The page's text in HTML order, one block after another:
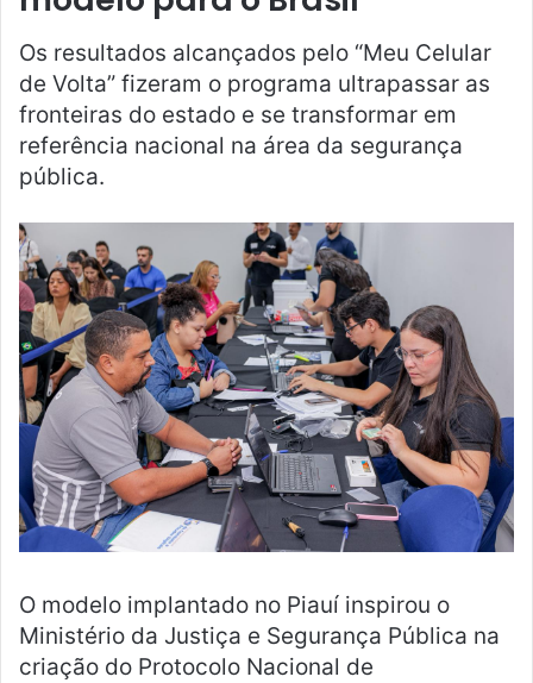
Os resultados alcançados pelo “Meu Celular
de Volta” fizeram o programa ultrapassar as
fronteiras do estado e se transformar em
referência nacional na área da segurança
pública.
O modelo implantado no Piauí inspirou o
Ministério da Justiça e Segurança Pública na
criação do Protocolo Nacional de